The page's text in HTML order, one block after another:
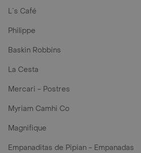
L´s Café
Philippe
Baskin Robbins
La Cesta
Mercari - Postres
Myriam Camhi Co
Magnifique
Empanaditas de Pipian - Empanadas